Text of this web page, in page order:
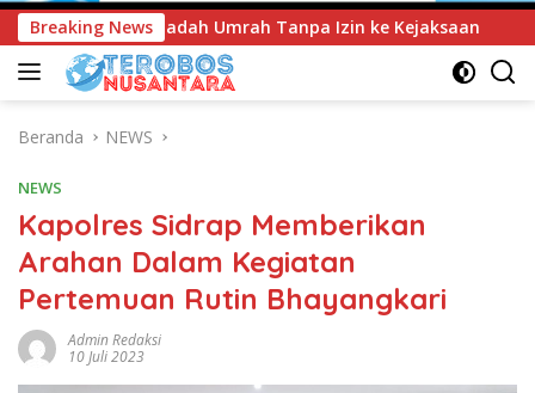
Breaking News
Izin ke Kejaksaan UNIMEN Tambah Delapan
Beranda NEWS
NEWS
Kapolres Sidrap Memberikan
Arahan Dalam Kegiatan
Pertemuan Rutin Bhayangkari
Admin Redaksi
10 Juli 2023